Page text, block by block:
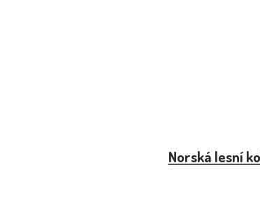
Norská lesní